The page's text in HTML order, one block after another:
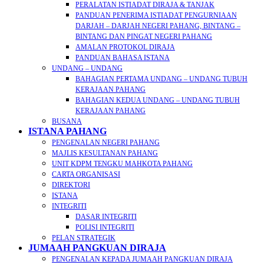
PERALATAN ISTIADAT DIRAJA & TANJAK
PANDUAN PENERIMA ISTIADAT PENGURNIAAN
DARJAH – DARJAH NEGERI PAHANG, BINTANG –
BINTANG DAN PINGAT NEGERI PAHANG
AMALAN PROTOKOL DIRAJA
PANDUAN BAHASA ISTANA
UNDANG – UNDANG
BAHAGIAN PERTAMA UNDANG – UNDANG TUBUH
KERAJAAN PAHANG
BAHAGIAN KEDUA UNDANG – UNDANG TUBUH
KERAJAAN PAHANG
BUSANA
ISTANA PAHANG
PENGENALAN NEGERI PAHANG
MAJLIS KESULTANAN PAHANG
UNIT KDPM TENGKU MAHKOTA PAHANG
CARTA ORGANISASI
DIREKTORI
ISTANA
INTEGRITI
DASAR INTEGRITI
POLISI INTEGRITI
PELAN STRATEGIK
JUMAAH PANGKUAN DIRAJA
PENGENALAN KEPADA JUMAAH PANGKUAN DIRAJA